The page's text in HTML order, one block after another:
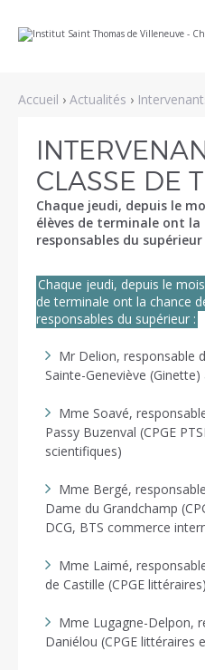
au
la
personnels
Accueil › Actualités ›
CLASSE DE
Chaque jeudi, depuis le
élèves de terminale ont
responsables du supérieur
Chaque jeudi, depuis le
de terminale ont la chance
responsables du supérieur :
Mr Delion, responsable
Sainte-Geneviève (Ginette)
Mme Soavé,
Passy Buzenval (CPGE
scientifiques)
Mme Bergé,
Dame du Grandchamp
DCG, BTS commerce
Mme Laimé,
de Castille (CPGE littéraires)
Mme Lugagne-Delpon,
Daniélou (CPGE littéraires